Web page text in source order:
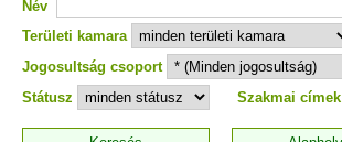
Név
Területi kamara
Jogosultság csoport
Státusz
Szakmai címek